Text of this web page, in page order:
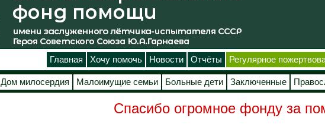
Главная Хочу помочь Новости Отчёты Регулярное
Дом милосердия Малоимущие семьи Больные дети Заключенные
Спасибо огромное фонду за